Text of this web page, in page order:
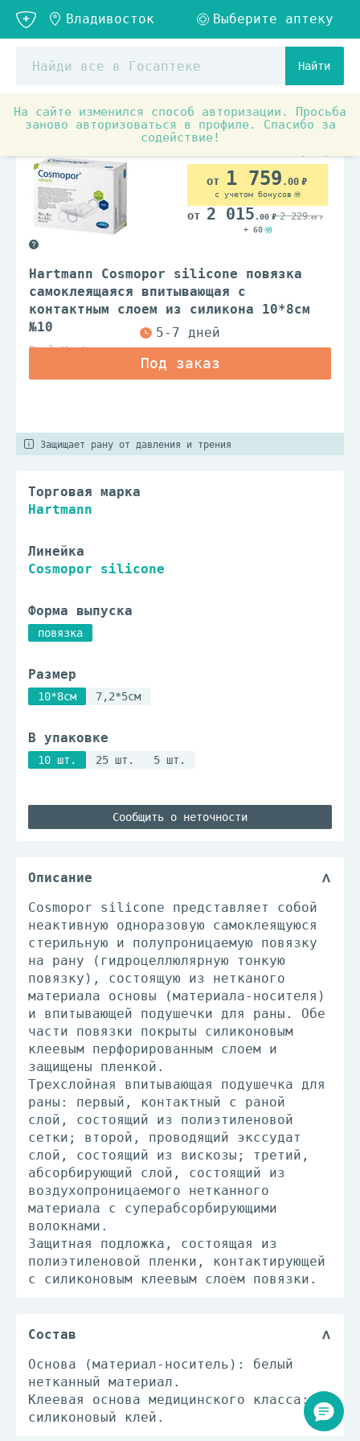
Найти
На сайте изменился способ авторизации. Просьба
заново авторизоваться в профиле. Спасибо за
содействие!
Медицинские товары и ортопедия Материалы для
Hartmann Cosmopor silicone повязка
самоклеящаяся впитывающая с
контактным слоем из силикона 10*8см
№10
Paul Hartmann
1 759 .00
с учетом бонусов
2 015 .00 2 229.00
+ 60
Защищает рану от давления и трения
Торговая марка
Hartmann
Линейка
Cosmopor silicone
Форма выпуска
повязка
Размер
10*8см 7,2*5см
В упаковке
10 шт. 25 шт. 5 шт.
Сообщить о неточности
Описание
Cosmopor silicone представляет собой
неактивную одноразовую самоклеящуюся
стерильную и полупроницаемую повязку
на рану (гидроцеллюлярную тонкую
повязку), состоящую из нетканого
материала основы (материала-носителя)
и впитывающей подушечки для раны. Обе
части повязки покрыты силиконовым
клеевым перфорированным слоем и
защищены пленкой.
Трехслойная впитывающая подушечка для
раны: первый, контактный с раной
слой, состоящий из полиэтиленовой
сетки; второй, проводящий экссудат
слой, состоящий из вискозы; третий,
абсорбирующий слой, состоящий из
воздухопроницаемого нетканного
материала с суперабсорбирующими
волокнами.
Защитная подложка, состоящая из
полиэтиленовой пленки, контактирующей
с силиконовым клеевым слоем повязки.
Состав
Основа (материал-носитель): белый
нетканный материал.
Клеевая основа медицинского класса:
силиконовый клей.